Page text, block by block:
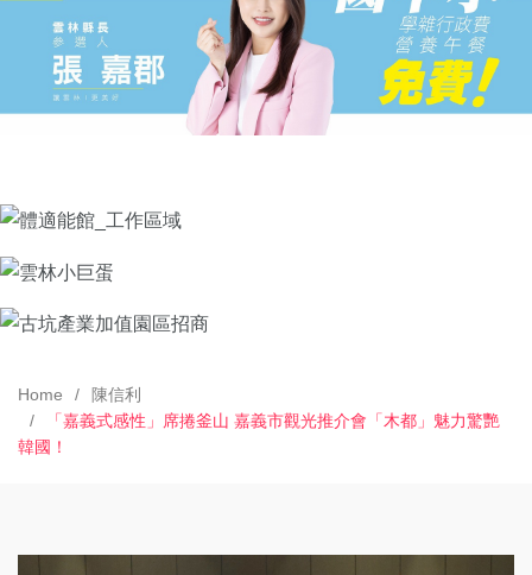
Home
陳信利
「嘉義式感性」席捲釜山 嘉義市觀光推介會「木都」魅力驚艷
韓國！